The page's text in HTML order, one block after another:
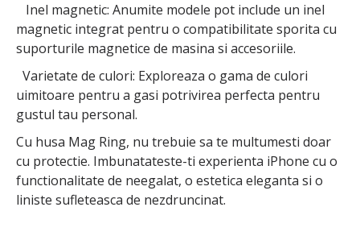
Inel magnetic: Anumite modele pot include un inel
magnetic integrat pentru o compatibilitate sporita cu
suporturile magnetice de masina si accesoriile.
Varietate de culori: Exploreaza o gama de culori
uimitoare pentru a gasi potrivirea perfecta pentru
gustul tau personal.
Cu husa Mag Ring, nu trebuie sa te multumesti doar
cu protectie. Imbunatateste-ti experienta iPhone cu o
functionalitate de neegalat, o estetica eleganta si o
liniste sufleteasca de nezdruncinat.